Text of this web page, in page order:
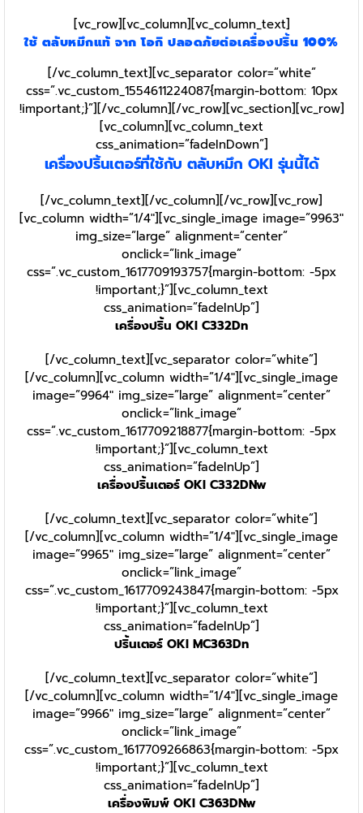
[vc_row][vc_column][vc_column_text]
ใช้ ตลับหมึกแท้ จาก โอกิ ปลอดภัยต่อเครื่องปริ้น 100%
[/vc_column_text][vc_separator color=”white”
css=”.vc_custom_1554611224087{margin-bottom: 10px
!important;}”][/vc_column][/vc_row][vc_section][vc_row]
[vc_column][vc_column_text
css_animation=”fadeInDown”]
เครื่องปริ้นเตอร์ที่ใช้กับ ตลับหมึก OKI รุ่นนี้ได้
[/vc_column_text][/vc_column][/vc_row][vc_row]
[vc_column width=”1/4″][vc_single_image image=”9963″
img_size=”large” alignment=”center”
onclick=”link_image”
css=”.vc_custom_1617709193757{margin-bottom: -5px
!important;}”][vc_column_text
css_animation=”fadeInUp”]
เครื่องปริ้น OKI C332Dn
[/vc_column_text][vc_separator color=”white”]
[/vc_column][vc_column width=”1/4″][vc_single_image
image=”9964″ img_size=”large” alignment=”center”
onclick=”link_image”
css=”.vc_custom_1617709218877{margin-bottom: -5px
!important;}”][vc_column_text
css_animation=”fadeInUp”]
เครื่องปริ้นเตอร์ OKI C332DNw
[/vc_column_text][vc_separator color=”white”]
[/vc_column][vc_column width=”1/4″][vc_single_image
image=”9965″ img_size=”large” alignment=”center”
onclick=”link_image”
css=”.vc_custom_1617709243847{margin-bottom: -5px
!important;}”][vc_column_text
css_animation=”fadeInUp”]
ปริ้นเตอร์ OKI MC363Dn
[/vc_column_text][vc_separator color=”white”]
[/vc_column][vc_column width=”1/4″][vc_single_image
image=”9966″ img_size=”large” alignment=”center”
onclick=”link_image”
css=”.vc_custom_1617709266863{margin-bottom: -5px
!important;}”][vc_column_text
css_animation=”fadeInUp”]
เครื่องพิมพ์ OKI C363DNw